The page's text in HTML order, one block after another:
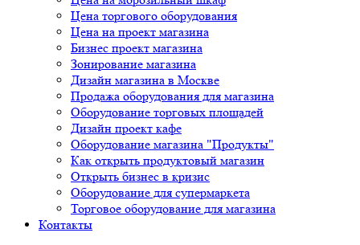
Цена торгового оборудования
Цена на проект магазина
Бизнес проект магазина
Зонирование магазина
Дизайн магазина в Москве
Продажа оборудования для магазина
Оборудование торговых площадей
Дизайн проект кафе
Оборудование магазина "Продукты"
Как открыть продуктовый магазин
Открыть бизнес в кризис
Оборудование для супермаркета
Торговое оборудование для магазина
Контакты